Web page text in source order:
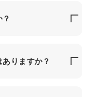
りますか？